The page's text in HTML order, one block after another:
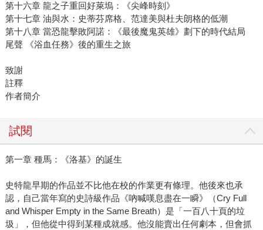
第十六章 龍之子重回好萊塢：《尖峰時刻》
第十七章 油與水：史蒂芬席格、范達美與杜夫朗格的低潮
第十八章 當恐龍擊敗阿諾：《最後魔鬼英雄》劃下的時代結局
尾聲 《浴血任務》後的重生之旅
致謝
註釋
作者簡介
試閱
第一章 種馬：《洛基》的誕生
史特龍早期的作品並不比他在校的作業更有條理。他後來也承
認，自己當年寫的史詩級作品《吶喊嘆息盡在一瞬》（Cry Full
and Whisper Empty in the Same Breath）是「一百八十頁的垃
圾」，但他從中得到某種成就感。他沒能賣出任何劇本，但會抓